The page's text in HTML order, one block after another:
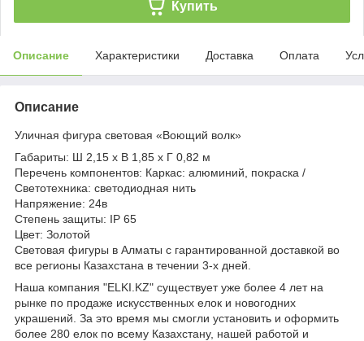
Купить
Описание Характеристики Доставка Оплата
Описание
Уличная фигура световая «Воющий волк»
Габариты: Ш 2,15 x В 1,85 x Г 0,82 м
Перечень компонентов: Каркас: алюминий, покраска /
Светотехника: светодиодная нить
Напряжение: 24в
Степень защиты: IP 65
Цвет: Золотой
Световая фигуры в Алматы с гарантированной доставкой во
все регионы Казахстана в течении 3-х дней.
Наша компания "ELKI.KZ" существует уже более 4 лет на
рынке по продаже искусственных елок и новогодних
украшений. За это время мы смогли установить и оформить
более 280 елок по всему Казахстану, нашей работой и